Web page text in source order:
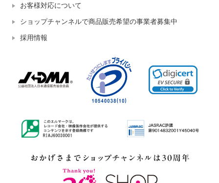
お客様対応について
ショップチャンネルで商品販売希望の事業者募集中
採用情報